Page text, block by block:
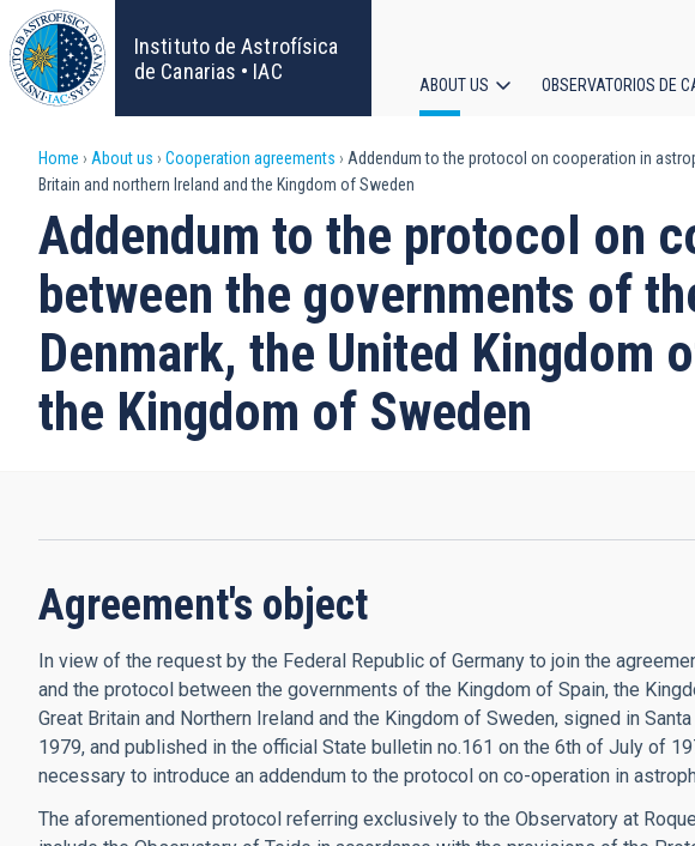
Skip
to
main
content
Instituto de Astrofísica
de Canarias • IAC
Main
navigation
ABOUT US OBSERVATORIOS DE
Breadcrumb
Home About us Cooperation agreements
Addendum to the protocol on cooperation in
Britain and northern Ireland and the Kingdom of Sweden
Addendum to the protocol on
between the governments of
Denmark, the United Kingdom
the Kingdom of Sweden
Agreement's object
In view of the request by the Federal Republic of Germany to join the
and the protocol between the governments of the Kingdom of Spain, the
Great Britain and Northern Ireland and the Kingdom of Sweden, signed in
1979, and published in the official State bulletin no.161 on the 6th of July of
necessary to introduce an addendum to the protocol on co-operation in
The aforementioned protocol referring exclusively to the Observatory at